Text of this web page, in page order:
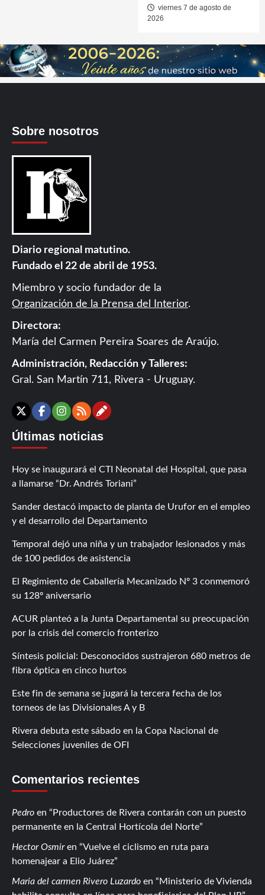
viernes 7 de agosto de
2026
Sobre nosotros
Diario regional matutino.
Fundado el 22 de abril de 1953.
Miembro y socio fundador de la
Organización de la Prensa del Interior.
Directora:
María del Carmen Pereira Soares de Araújo.
Administración, Redacción y Talleres:
Gral. San Martín 711, Rivera - Uruguay.
X Facebook
Instagram
RSSContáctanos
Últimas noticias
Hoy se inaugurará el CTI Neonatal del Hospital, que pasa
a llamarse “Dr. Andrés Toriani”
Sander destacó impacto de planta de Urufor en el empleo
y el desarrollo del Departamento
Temporal dejó una niña y un trabajador lesionados y más
de 100 pedidos de asistencia
El Regimiento de Caballería Mecanizado Nº 3 conmemoró
su 128º aniversario
ACUR planteó a la Junta Departamental su preocupación
por la crisis del comercio fronterizo
Síntesis policial: Desconocidos sustrajeron 680 metros de
fibra óptica en cinco hurtos
Este fin de semana se jugará la tercera fecha de los
torneos de las Divisionales A y B
Rivera debuta este sábado en la Copa Nacional de
Selecciones juveniles de OFI
Comentarios recientes
Pedro en
Productores de Rivera contarán con un puesto
permanente en la Central Hortícola del Norte
Hector Osmiren
Vuelve el ciclismo en ruta para
homenajear a Elio Juárez
Maria del carmen Rivero Luzardo en
Ministerio de Vivienda